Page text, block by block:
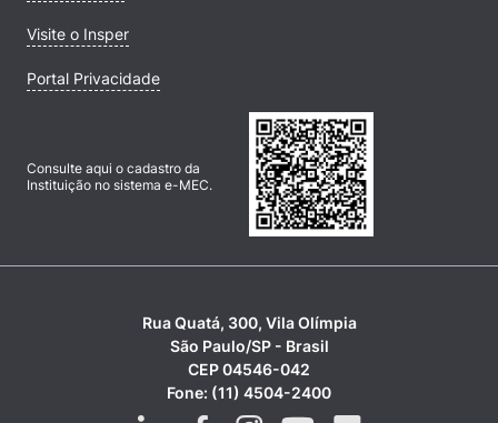
Visite o Insper
Portal Privacidade
Consulte aqui o cadastro da
Instituição no sistema e-MEC.
Rua Quatá, 300, Vila Olímpia
São Paulo/SP - Brasil
CEP 04546-042
Fone: (11) 4504-2400